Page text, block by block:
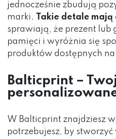
jednocześnie zbudują
marki. Takie detale mają
sprawiają, że prezent lub
pamięci i wyróżnia się
produktów dostępnych
Balticprint –
W Balticprint znajdziesz
potrzebujesz, by stworzyć